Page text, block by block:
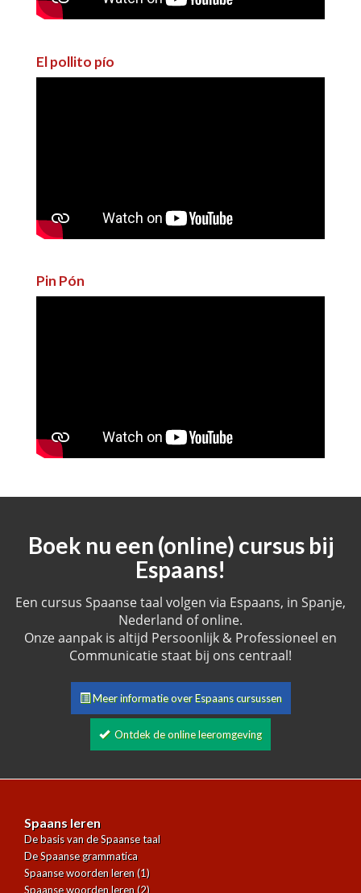
El pollito pío
Pin Pón
Boek nu een (online) cursus bij
Espaans!
Een cursus Spaanse taal volgen via Espaans, in Spanje,
Nederland of online.
Onze aanpak is altijd Persoonlijk & Professioneel en
Communicatie staat bij ons centraal!
Meer informatie over Espaans cursussen
Ontdek de online leeromgeving
Spaans leren
De basis van de Spaanse taal
De Spaanse grammatica
Spaanse woorden leren (1)
Spaanse woorden leren (2)